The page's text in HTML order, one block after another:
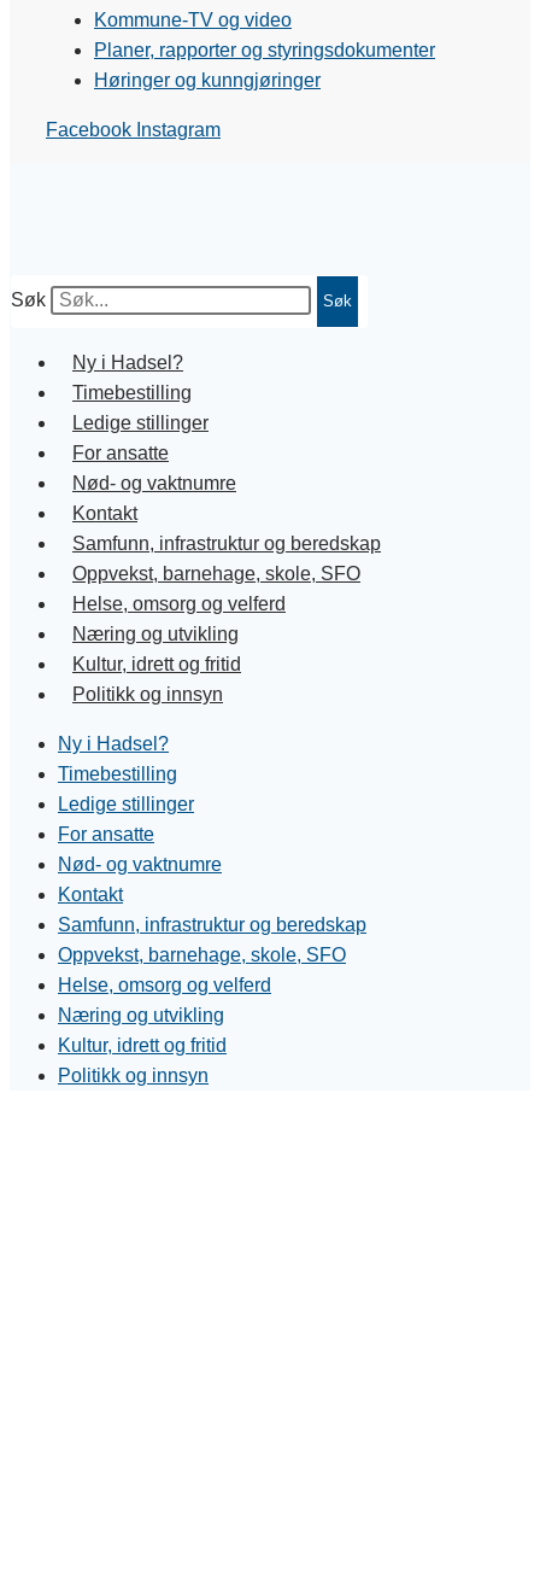
Kommune-TV og video
Planer, rapporter og styringsdokumenter
Høringer og kunngjøringer
Facebook Instagram
Søk Søk
Ny i Hadsel?
Timebestilling
Ledige stillinger
For ansatte
Nød- og vaktnumre
Kontakt
Samfunn, infrastruktur og beredskap
Oppvekst, barnehage, skole, SFO
Helse, omsorg og velferd
Næring og utvikling
Kultur, idrett og fritid
Politikk og innsyn
Ny i Hadsel?
Timebestilling
Ledige stillinger
For ansatte
Nød- og vaktnumre
Kontakt
Samfunn, infrastruktur og beredskap
Oppvekst, barnehage, skole, SFO
Helse, omsorg og velferd
Næring og utvikling
Kultur, idrett og fritid
Politikk og innsyn